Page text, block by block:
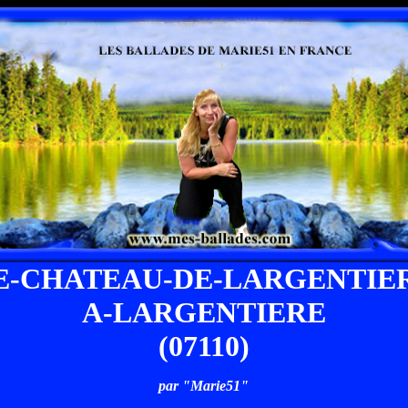
CHATEAU-DE-
A-LARGENTIERE
(07110)
par "Marie51"